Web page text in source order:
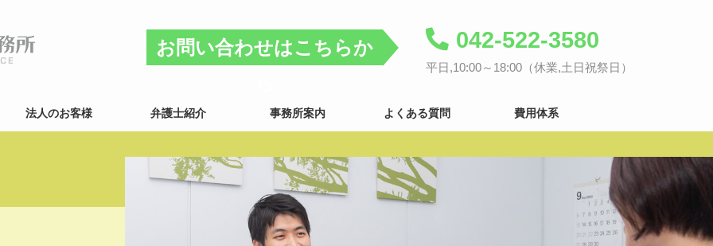
お問い合わせはこちらか
042-522-3580
平日,10:00～18:00（休業,土日祝祭日）
法人のお客様 弁護士紹介 事務所案内 よくある質問 費用体系